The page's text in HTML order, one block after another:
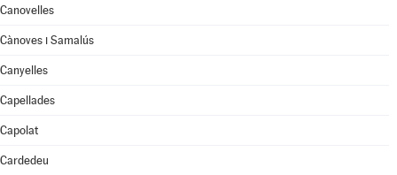
Canovelles
Cànoves i Samalús
Canyelles
Capellades
Capolat
Cardedeu